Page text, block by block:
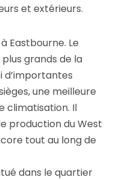
et extérieurs.
Eastbourne. Le
plus grands de la
d’importantes
une meilleure
climatisation. Il
production du West
tout au long de
dans le quartier